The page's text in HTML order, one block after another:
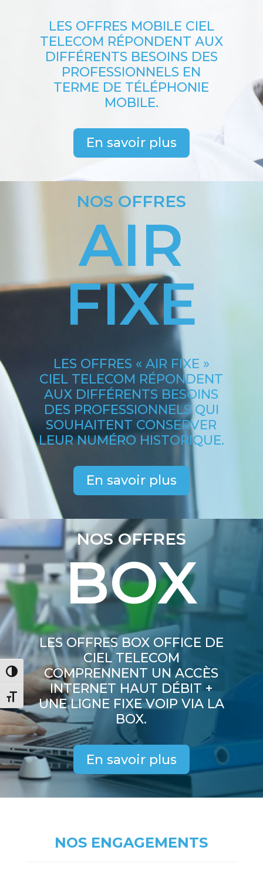
Passer en contraste élevé
Changer la taille de la police
LES OFFRES MOBILE CIEL
TELECOM RÉPONDENT AUX
DIFFÉRENTS BESOINS DES
PROFESSIONNELS EN
TERME DE TÉLÉPHONIE
MOBILE.
En savoir plus
NOS OFFRES
AIR
FIXE
LES OFFRES « AIR FIXE »
CIEL TELECOM RÉPONDENT
AUX DIFFÉRENTS BESOINS
DES PROFESSIONNELS QUI
SOUHAITENT CONSERVER
LEUR NUMÉRO HISTORIQUE.
En savoir plus
NOS OFFRES
BOX
LES OFFRES BOX OFFICE DE
CIEL TELECOM
COMPRENNENT UN ACCÈS
INTERNET HAUT DÉBIT +
UNE LIGNE FIXE VOIP VIA LA
BOX.
En savoir plus
NOS ENGAGEMENTS